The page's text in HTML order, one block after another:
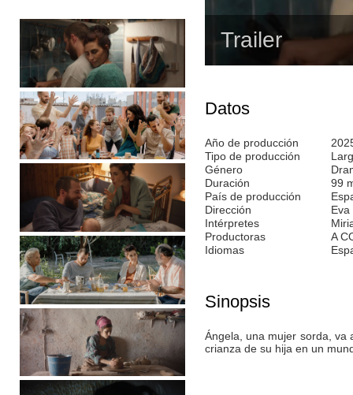
Trailer
Datos
Año de producción
Tipo de producción
Género
Duración
99
País de producción
Dirección
Intérpretes
Productoras
A
Idiomas
Sinopsis
Ángela, una mujer sorda, va
crianza de su hija en un